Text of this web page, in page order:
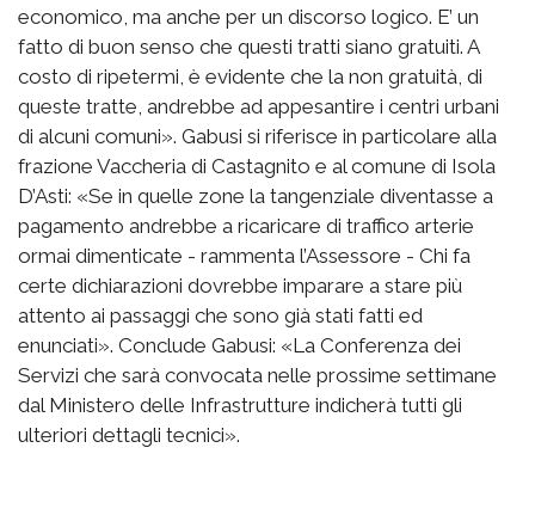
economico, ma anche per un discorso logico. E’ un
fatto di buon senso che questi tratti siano gratuiti. A
costo di ripetermi, è evidente che la non gratuità, di
queste tratte, andrebbe ad appesantire i centri urbani
di alcuni comuni». Gabusi si riferisce in particolare alla
frazione Vaccheria di Castagnito e al comune di Isola
D’Asti: «Se in quelle zone la tangenziale diventasse a
pagamento andrebbe a ricaricare di traffico arterie
ormai dimenticate - rammenta l’Assessore - Chi fa
certe dichiarazioni dovrebbe imparare a stare più
attento ai passaggi che sono già stati fatti ed
enunciati». Conclude Gabusi: «La Conferenza dei
Servizi che sarà convocata nelle prossime settimane
dal Ministero delle Infrastrutture indicherà tutti gli
ulteriori dettagli tecnici».